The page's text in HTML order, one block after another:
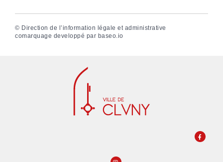
© Direction de l’information légale et administrative
comarquage developpé par baseo.io